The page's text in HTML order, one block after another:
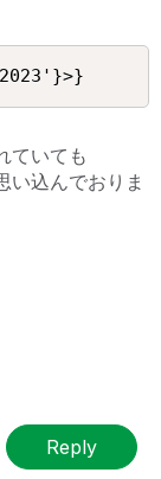
ていても
い込んでおりま
Reply